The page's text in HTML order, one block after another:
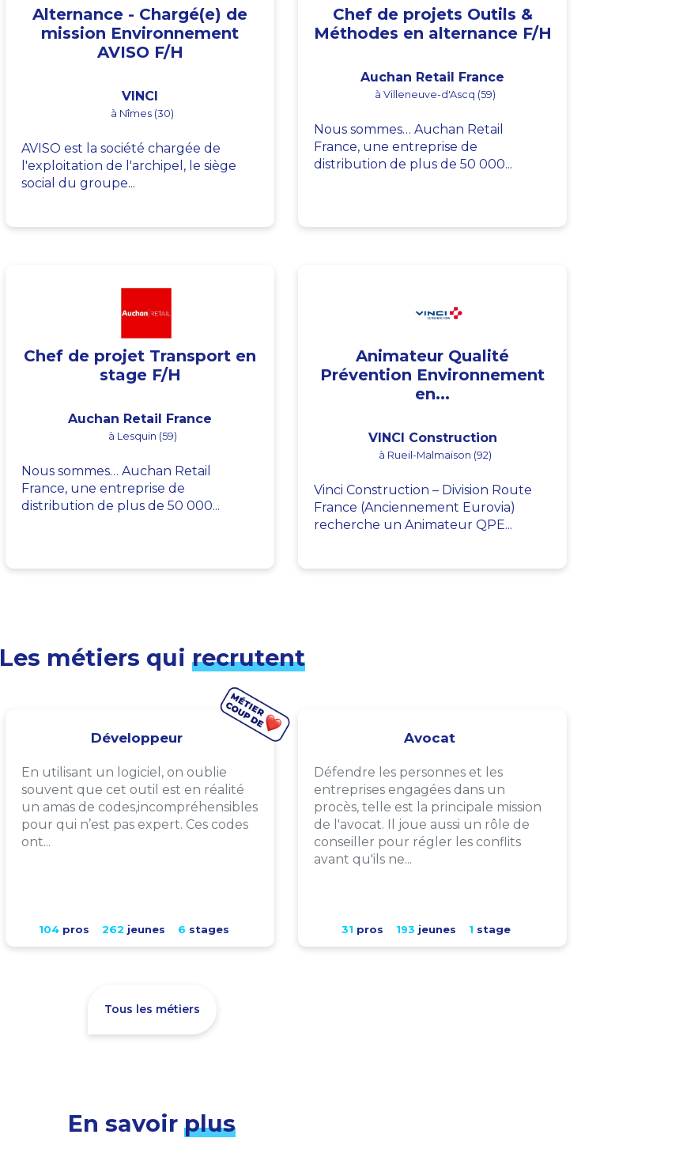
Alternance - Chargé(e) de
mission Environnement
AVISO F/H
VINCI
à Nîmes (30)
AVISO est la société chargée de
l'exploitation de l'archipel, le siège
social du groupe...
Chef de projets Outils &
Méthodes en alternance F/H
Auchan Retail France
à Villeneuve-d'Ascq (59)
Nous sommes… Auchan Retail
France, une entreprise de
distribution de plus de 50 000...
Chef de projet Transport en
stage F/H
Auchan Retail France
à Lesquin (59)
Nous sommes… Auchan Retail
France, une entreprise de
distribution de plus de 50 000...
Animateur Qualité
Prévention Environnement
en...
VINCI Construction
à Rueil-Malmaison (92)
Vinci Construction – Division Route
France (Anciennement Eurovia)
recherche un Animateur QPE...
Les métiers qui recrutent
Développeur
En utilisant un logiciel, on oublie
souvent que cet outil est en réalité
un amas de codes,incompréhensibles
pour qui n’est pas expert. Ces codes
ont...
104pros 262 jeunes 6 stages
Avocat
Défendre les personnes et les
entreprises engagées dans un
procès, telle est la principale mission
de l'avocat. Il joue aussi un rôle de
conseiller pour régler les conflits
avant qu'ils ne...
31 pros 193 jeunes 1 stage
Tous les métiers
En savoir plus